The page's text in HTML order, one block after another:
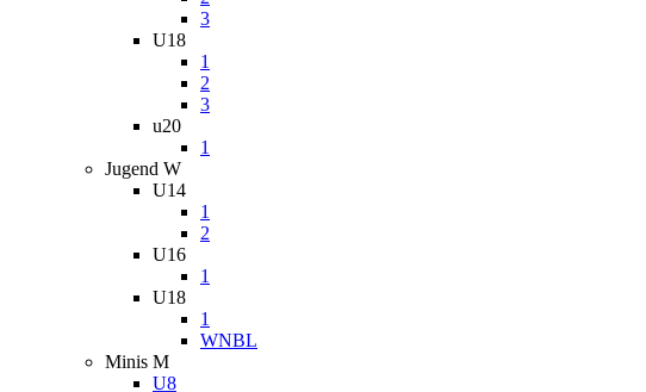
3
U18
1
2
3
u20
1
Jugend W
U14
1
2
U16
1
U18
1
WNBL
Minis M
U8